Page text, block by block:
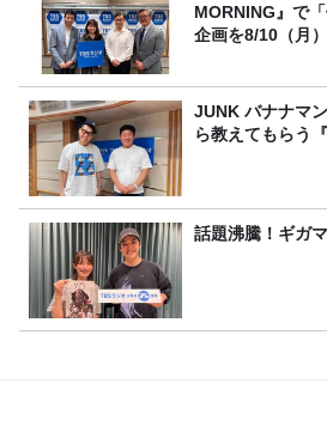
MORNING』で
企画を8/10（月
JUNK バナナマン「錦鯉・渡辺隆さんか
ら教えてもらう
話題沸騰！ギガ